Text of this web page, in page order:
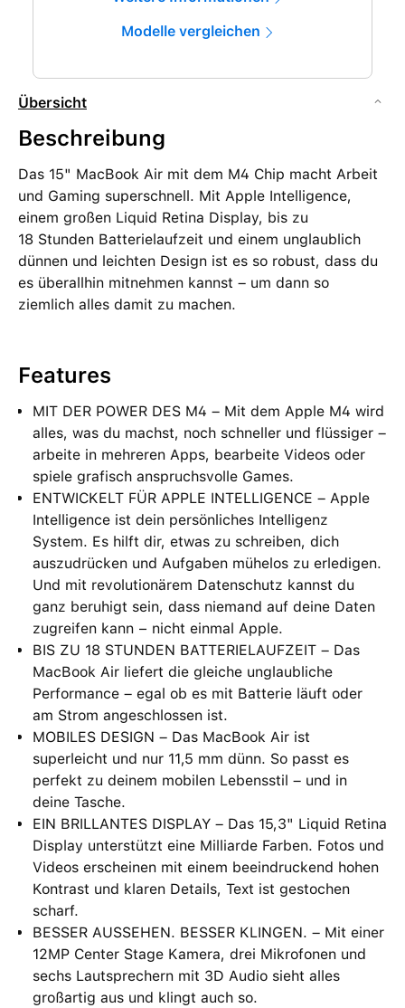
Modelle vergleichen
Übersicht
Beschreibung
Das 15" MacBook Air mit dem M4 Chip macht Arbeit
und Gaming superschnell. Mit Apple Intelligence,
einem großen Liquid Retina Display, bis zu
18 Stunden Batterielaufzeit und einem unglaublich
dünnen und leichten Design ist es so robust, dass du
es überallhin mitnehmen kannst – um dann so
ziemlich alles damit zu machen.
Features
MIT DER POWER DES M4 – Mit dem Apple M4 wird
alles, was du machst, noch schneller und flüssiger –
arbeite in mehreren Apps, bearbeite Videos oder
spiele grafisch anspruchsvolle Games.
ENTWICKELT FÜR APPLE INTELLIGENCE – Apple
Intelligence ist dein persönliches Intelligenz
System. Es hilft dir, etwas zu schreiben, dich
auszudrücken und Aufgaben mühelos zu erledigen.
Und mit revolutionärem Datenschutz kannst du
ganz beruhigt sein, dass niemand auf deine Daten
zugreifen kann − nicht einmal Apple.
BIS ZU 18 STUNDEN BATTERIELAUFZEIT – Das
MacBook Air liefert die gleiche unglaubliche
Performance – egal ob es mit Batterie läuft oder
am Strom angeschlossen ist.
MOBILES DESIGN – Das MacBook Air ist
superleicht und nur 11,5 mm dünn. So passt es
perfekt zu deinem mobilen Lebensstil – und in
deine Tasche.
EIN BRILLANTES DISPLAY – Das 15,3" Liquid Retina
Display unterstützt eine Milliarde Farben. Fotos und
Videos erscheinen mit einem beein­druckend hohen
Kontrast und klaren Details, Text ist gestochen
scharf.
BESSER AUSSEHEN. BESSER KLINGEN. – Mit einer
12MP Center Stage Kamera, drei Mikrofonen und
sechs Lautsprechern mit 3D Audio sieht alles
großartig aus und klingt auch so.